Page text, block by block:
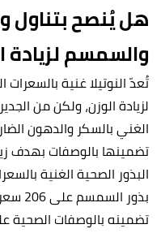
هل يُنصح بتناول
والسمسم لزيادة
تُعدّ النوتيلا غنية بالسعرات
لزيادة الوزن، ولكن من
الغني بالسكر والدهون
تضمينها بالوصفات بهدف
بذور
تضمينه بالوصفات الصحية